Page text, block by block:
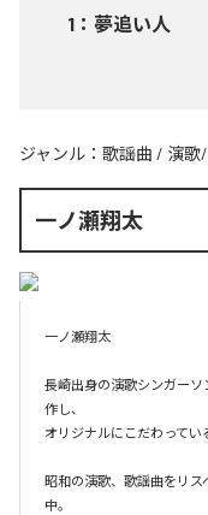
1 ： 夢追い人
ジャンル： 歌謡曲 / 演歌
一ノ瀬翔太
一ノ瀬翔太
長崎出身の演歌シンガーソ
作し、
オリジナルにこだわってい
昭和の演歌、歌謡曲をリ
中。